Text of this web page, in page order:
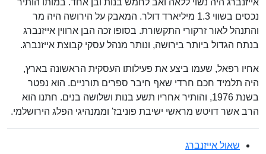
אייזנברג היה נשוי ללאה ואב לחמש בנות ובן אחד. במותו הותיר
נכסים בשווי 1.3 מיליארד דולר. המאבק על הירושה היה מר
והתנהל לאור זרקורי התקשורת. בסופו זכה הבן ארווין אייזנברג
בנתח הגדול ביותר בירושה, ונותר מנהל עסקי קבוצת אייזנברג.
אחיו רפאל, שעמו ביצע את פעילותו העסקית הראשונה בארץ,
היה תלמיד חכם חרדי שאף חיבר ספרים תורניים. הוא נפטר
בשנת 1976, והותיר אחריו תשע בנות ושלושה בנים. חתנו הוא
הרב אשר דויטש מראשי ישיבת פוניבז' וממנהיגי הפלג הירושלמי.
שאול אייזנברג